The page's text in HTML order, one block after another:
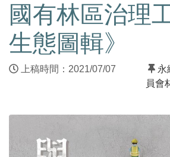
國有林區治理
生態圖輯》
上稿時間：2021/07/07 永
員會